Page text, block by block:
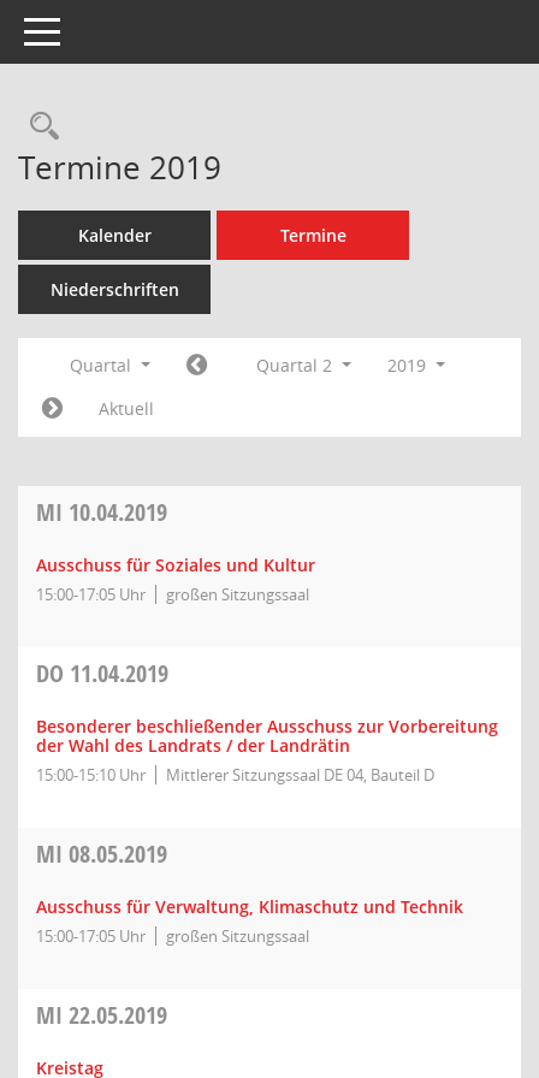
Toggle navigation
Rechercheauswahl
Termine 2019
Kalender Termine
Niederschriften
Quartal Quartal 2
2019
Aktuell
MI 10.04.2019
Ausschuss für Soziales und Kultur
15:00-17:05 Uhr großen Sitzungssaal
DO 11.04.2019
Besonderer beschließender Ausschuss zur Vorbereitung
der Wahl des Landrats / der Landrätin
15:00-15:10 Uhr Mittlerer Sitzungssaal DE 04, Bauteil D
MI 08.05.2019
Ausschuss für Verwaltung, Klimaschutz und Technik
15:00-17:05 Uhr großen Sitzungssaal
MI 22.05.2019
Kreistag